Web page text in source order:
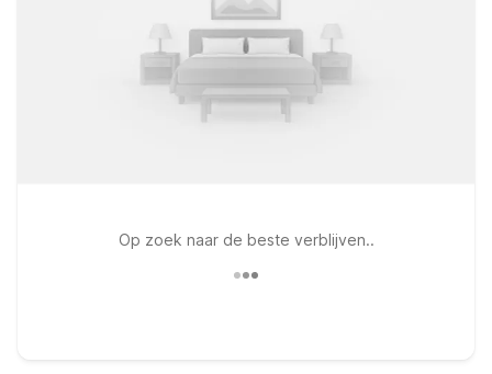
Op zoek naar de beste verblijven..